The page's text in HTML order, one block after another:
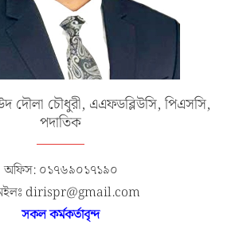
দৌলা চৌধুরী, এএফডব্লিউসি, পিএসসি,
পদাতিক
অফিস: ০১৭৬৯০১৭১৯০
dirispr@gmail.com
সকল কর্মকর্তাবৃন্দ